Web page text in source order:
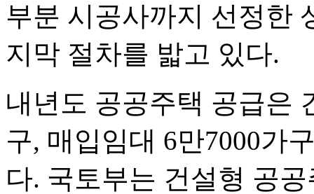
부분 시공사까지 선정한
지막 절차를 밟고 있다.
내년도 공공주택 공급은
구, 매입임대 6만7000가
다. 국토부는 건설형 공